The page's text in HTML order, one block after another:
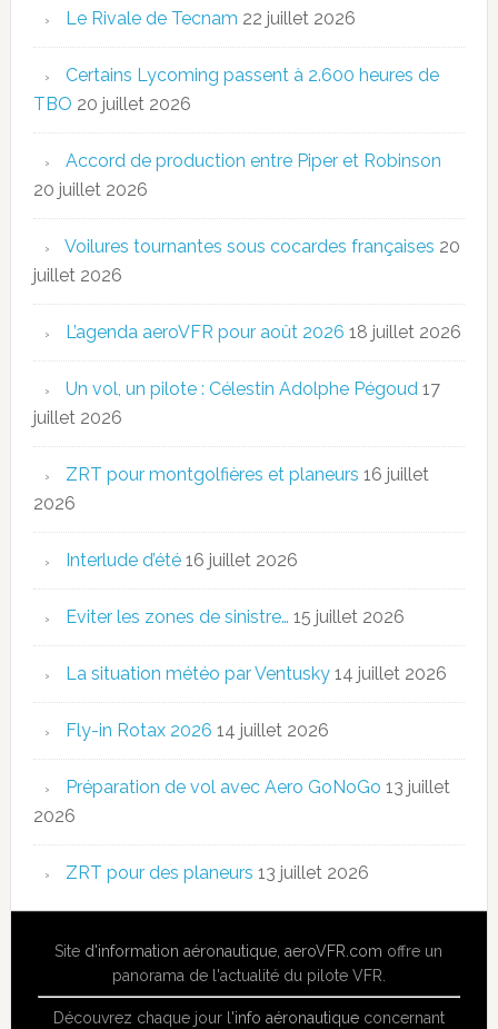
Le Rivale de Tecnam 22 juillet 2026
Certains Lycoming passent à 2.600 heures de
TBO 20 juillet 2026
Accord de production entre Piper et Robinson
20 juillet 2026
Voilures tournantes sous cocardes françaises 20
juillet 2026
L’agenda aeroVFR pour août 2026 18 juillet 2026
Un vol, un pilote : Célestin Adolphe Pégoud 17
juillet 2026
ZRT pour montgolfières et planeurs 16 juillet
2026
Interlude d’été 16 juillet 2026
Eviter les zones de sinistre… 15 juillet 2026
La situation météo par Ventusky 14 juillet 2026
Fly-in Rotax 2026 14 juillet 2026
Préparation de vol avec Aero GoNoGo 13 juillet
2026
ZRT pour des planeurs 13 juillet 2026
Site d'information aéronautique ,aeroVFR.com offre un
panorama de l'actualité du pilote VFR.
Découvrez chaque jour l'info aéronautiqueconcernant